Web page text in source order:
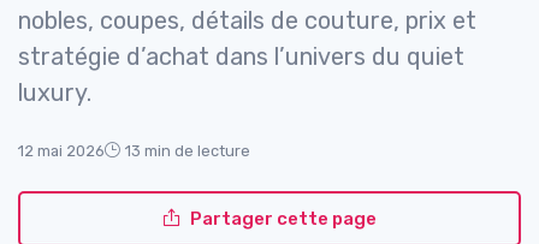
nobles, coupes, détails de couture, prix et
stratégie d’achat dans l’univers du quiet
luxury.
12 mai 2026 13 min de lecture
Partager cette page